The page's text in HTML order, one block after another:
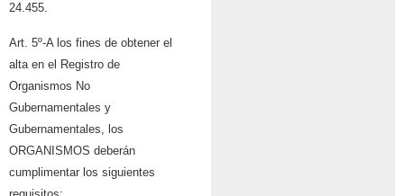
24.455.
Art. 5º-A los fines de obtener el
alta en el Registro de
Organismos No
Gubernamentales y
Gubernamentales, los
ORGANISMOS deberán
cumplimentar los siguientes